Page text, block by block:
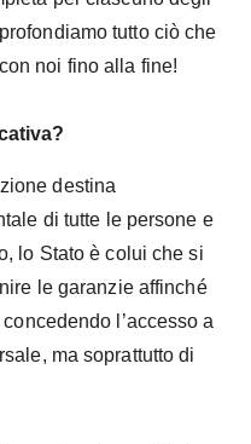
tutto ciò che
noi fino alla fine!
destina
di tutte le persone e
lo Stato è colui che si
le garanzie affinché
l’accesso a
ma soprattutto di